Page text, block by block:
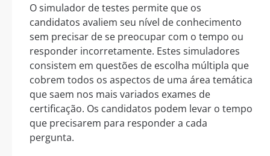
O simulador de testes permite que os
candidatos avaliem seu nível de conhecimento
sem precisar de se preocupar com o tempo ou
responder incorretamente. Estes simuladores
consistem em questões de escolha múltipla que
cobrem todos os aspectos de uma área temática
que saem nos mais variados exames de
certificação. Os candidatos podem levar o tempo
que precisarem para responder a cada
pergunta.